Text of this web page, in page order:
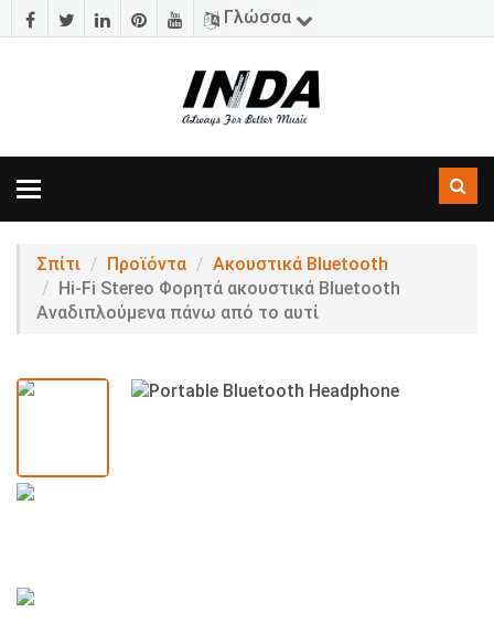
Γλώσσα
Εναλλαγή
Σπίτι Προϊόντα
Ακουστικά Bluetooth
Hi-Fi Stereo Φορητά ακουστικά Bluetooth
Αναδιπλούμενα πάνω από το αυτί